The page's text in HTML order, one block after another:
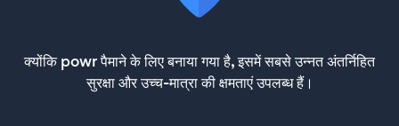
क्योंकि powr पैमाने के लिए बनाया गया है, इसमें सबसे उन्नत अंतर्निहित
सुरक्षा और उच्च-मात्रा की क्षमताएं उपलब्ध हैं।